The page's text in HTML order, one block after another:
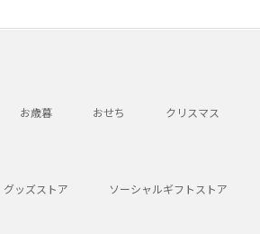
お歳暮 おせち クリスマス
グッズストア ソーシャルギフトストア